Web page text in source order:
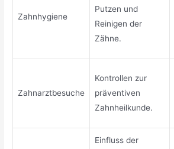
Zahnhygiene
Putzen und
Reinigen der
Zähne.
Zahnarztbesuche
Kontrollen zur
präventiven
Zahnheilkunde.
Einfluss der